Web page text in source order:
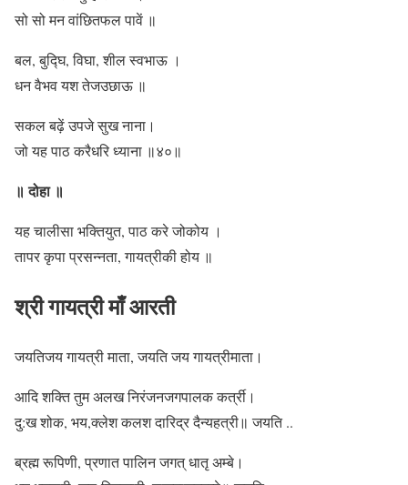
सो सो मन वांछितफल पावें ॥
बल, बुद्घि, विघा, शील स्वभाऊ ।
धन वैभव यश तेजउछाऊ ॥
सकल बढ़ें उपजे सुख नाना।
जो यह पाठ करैधरि ध्याना ॥४०॥
॥ दोहा ॥
यह चालीसा भक्तियुत, पाठ करे जोकोय ।
तापर कृपा प्रसन्नता, गायत्रीकी होय ॥
श्री गायत्री माँ आरती
जयतिजय गायत्री माता, जयति जय गायत्रीमाता।
आदि शक्ति तुम अलख निरंजनजगपालक क‌र्त्री।
दु:ख शोक, भय,क्लेश कलश दारिद्र दैन्यहत्री॥ जयति ..
ब्रह्म रूपिणी, प्रणात पालिन जगत् धातृ अम्बे।